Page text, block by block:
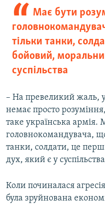
Має бути
тільки танки,
бойовий,
суспільства
– На превеликий жаль,
немає просто
таке українська армія.
головнокомандувача,
танки, солдати, це
дух, який є у
Коли починалася
була зруйнована